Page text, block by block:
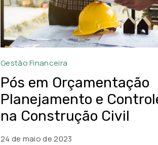
Pós
Orçamentação,
Planejamento
e
Controle
Gestão Financeira
Pós em Orçamentação
Planejamento e
na Construção Civil
24 de maio de 2023